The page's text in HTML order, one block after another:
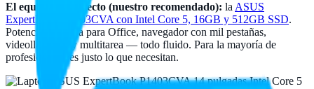
El equilibrio perfecto (nuestro recomendado): laASUS
ExpertBook P1403CVA con Intel Core 5, 16GB y 512GB SSD.
Potencia de sobra para Office, navegador con mil pestañas,
videollamadas y multitarea — todo fluido. Para la mayoría de
profesionales, es justo lo que necesitan.